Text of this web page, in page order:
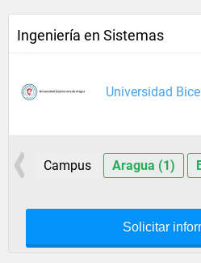
Ingeniería en Sistemas
Universidad
Campus Aragua (1)
Solicitar